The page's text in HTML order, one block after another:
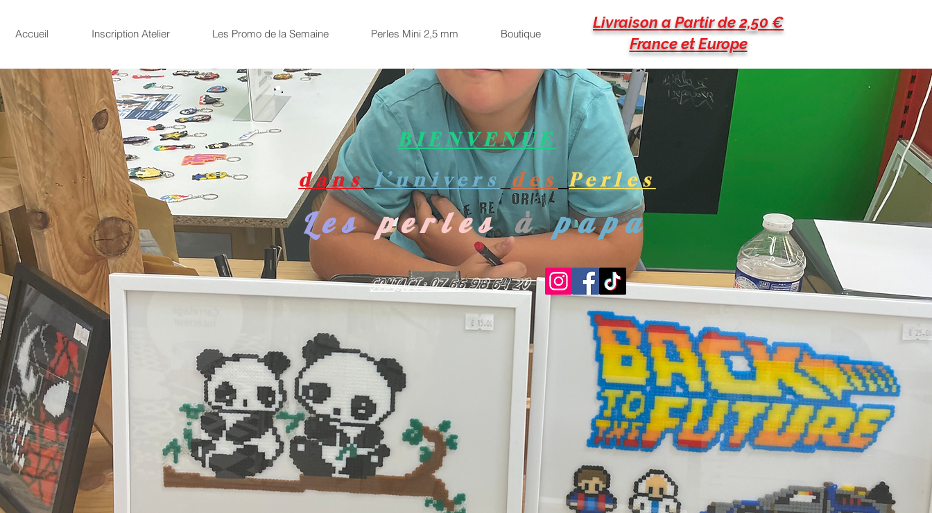
Accueil Inscription Atelier Les Promo de la Semaine Perles Mini 2,5 mm Boutique
Livraison a Partir de 2,50 €
France et Europe
BIENVENUE
dans
l’univers des Perles
Les perles à papa
Contact : 07 66 98 64 20